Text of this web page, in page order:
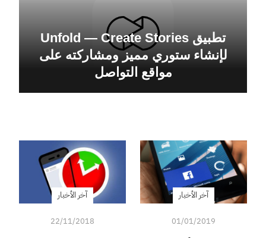
لإنشاء ستوري مميز ومشاركته على
مواقع التواصل
آخر الأخبار
01/01/2019
آخر الأخبار
22/11/2018